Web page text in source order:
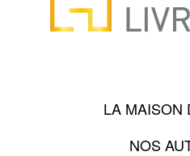
LA MAISON
NOS